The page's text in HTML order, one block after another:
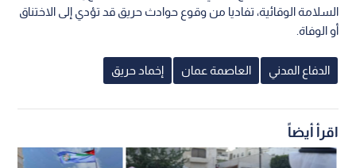
السلامة الوقائية، تفاديا من وقوع حوادث حريق قد تؤدي إلى الاختناق
أو الوفاة.
الدفاع المدني العاصمة عمان إخماد حريق
اقرأ أيضاً